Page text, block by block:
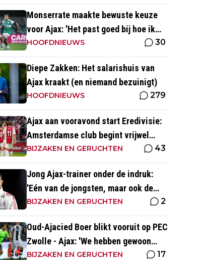
Monserrate maakte bewuste keuze
voor Ajax: 'Het past goed bij hoe ik
naar voetbal kijk’
HOOFDNIEUWS 30
Diepe Zakken: Het salarishuis van
Ajax kraakt (en niemand bezuinigt)
HOOFDNIEUWS 279
Ajax aan vooravond start Eredivisie:
Amsterdamse club begint vrijwel
altijd met zege
BIJZAKEN EN GERUCHTEN 43
Jong Ajax-trainer onder de indruk:
'Eén van de jongsten, maar ook de
meest volwassen'
BIJZAKEN EN GERUCHTEN 2
Oud-Ajacied Boer blikt vooruit op PEC
Zwolle - Ajax: 'We hebben gewoon
weer kans tegen Ajax'
BIJZAKEN EN GERUCHTEN 17